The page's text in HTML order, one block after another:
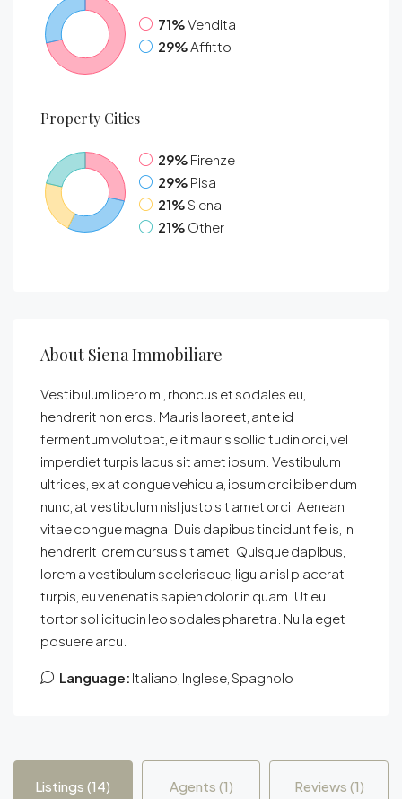
71%Vendita
29%Affitto
Property Cities
29% Firenze
29% Pisa
21%Siena
21% Other
About Siena Immobiliare
Vestibulum libero mi, rhoncus et sodales eu,
hendrerit non eros. Mauris laoreet, ante id
fermentum volutpat, elit mauris sollicitudin orci, vel
imperdiet turpis lacus sit amet ipsum. Vestibulum
ultrices, ex at congue vehicula, ipsum orci bibendum
nunc, at vestibulum nisl justo sit amet orci. Aenean
vitae congue magna. Duis dapibus tincidunt felis, in
hendrerit lorem cursus sit amet. Quisque dapibus,
lorem a vestibulum scelerisque, ligula nisl placerat
turpis, eu venenatis sapien dolor in quam. Ut eu
tortor sollicitudin leo sodales pharetra. Nulla eget
posuere arcu.
Language: Italiano, Inglese, Spagnolo
Listings (14) Agents (1) Reviews (1)